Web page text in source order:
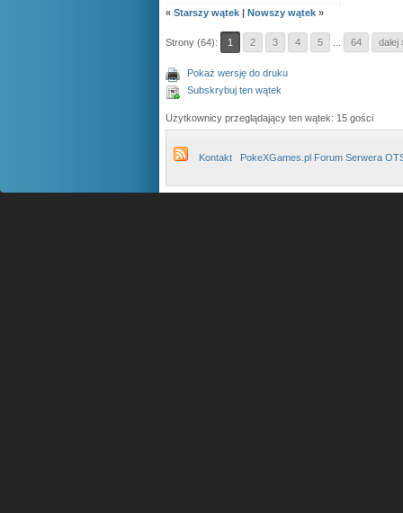
« Starszy wątek | Nowszy wątek »
Strony (64): 1 2 3 4 5 64 dalej
Pokaż wersję do druku
Subskrybuj ten wątek
Użytkownicy przeglądający ten wątek: 15 gości
Kontakt PokeXGames.pl Forum Serwera